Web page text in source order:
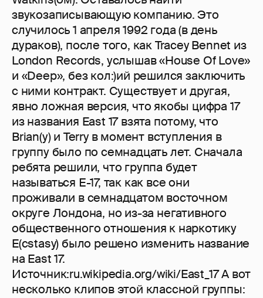
звукозаписывающую компанию. Это
случилось 1 апреля 1992 года (в день
дураков), после того, как Tracey Bennet из
London Records, услышав «House Of Love»
и «Deep», без кол:)ий решился заключить
с ними контракт. Cуществует и другая,
явно ложная версия, что якобы цифра 17
из названия East 17 взята потому, что
Brian(у) и Terry в момент вступления в
группу было по семнадцать лет. Сначала
ребята решили, что группа будет
называться Е-17, так как все они
проживали в семнадцатом восточном
округе Лондона, но из-за негативного
общественного отношения к наркотику
E(cstasy) было решено изменить название
на East 17.
Источник:ru.wikipedia.org/wiki/East_17 А вот
несколько клипов этой классной группы: